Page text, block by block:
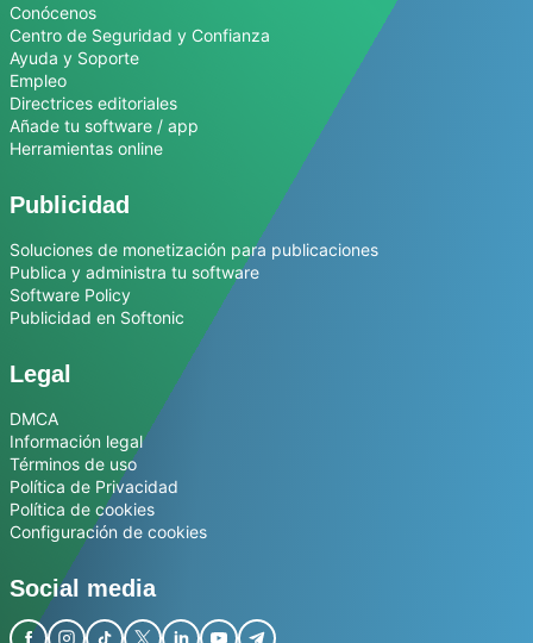
Conócenos
Centro de Seguridad y Confianza
Ayuda y Soporte
Empleo
Directrices editoriales
Añade tu software / app
Herramientas online
Publicidad
Soluciones de monetización para publicaciones
Publica y administra tu software
Software Policy
Publicidad en Softonic
Legal
DMCA
Información legal
Términos de uso
Política de Privacidad
Política de cookies
Configuración de cookies
Social media